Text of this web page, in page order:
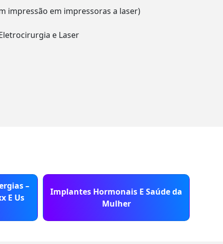
impressão em impressoras a laser)
e Laser
–
E Us
Implantes Hormonais E Saúde da
Mulher